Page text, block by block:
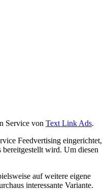
Service von Text Link Ads.
Feedvertising eingerichtet,
wird. Um diesen
auf weitere eigene
interessante Variante.